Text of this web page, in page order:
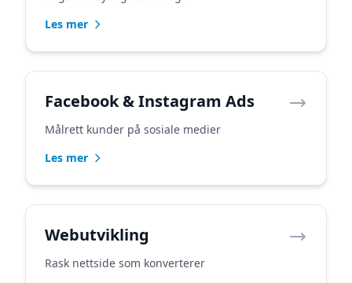
Les mer
Facebook & Instagram Ads
Målrett kunder på sosiale medier
Les mer
Webutvikling
Rask nettside som konverterer